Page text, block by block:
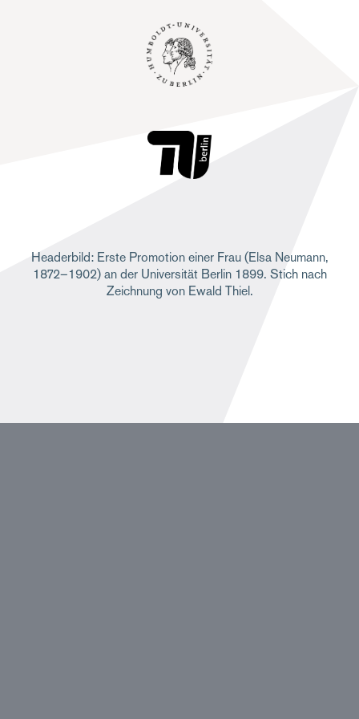
Headerbild: Erste Promotion einer Frau (Elsa Neumann,
1872–1902) an der Universität Berlin 1899. Stich nach
Zeichnung von Ewald Thiel.